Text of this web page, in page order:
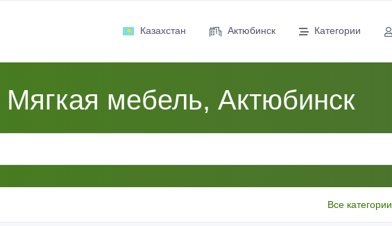
Казахстан Актюбинск Категории
Мягкая мебель, Актюбинск
Все категории